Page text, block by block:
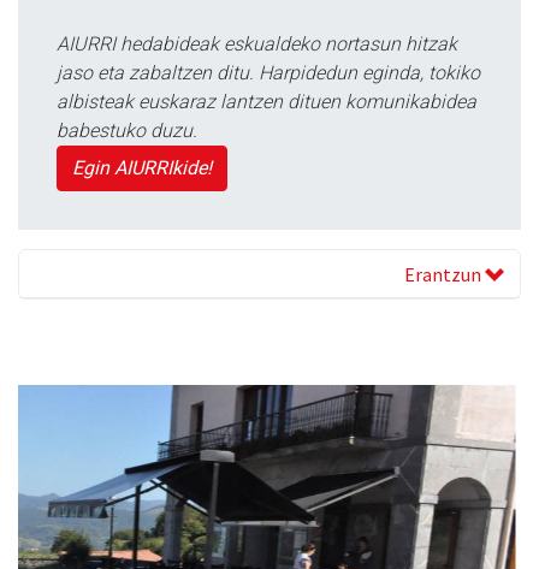
AIURRI hedabideak eskualdeko nortasun hitzak
jaso eta zabaltzen ditu. Harpidedun eginda, tokiko
albisteak euskaraz lantzen dituen komunikabidea
babestuko duzu.
Egin AIURRIkide!
Erantzun